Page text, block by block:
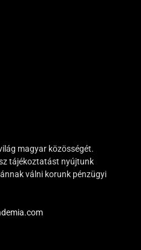
magyar közösségét.
tájékoztatást nyújtunk
válni korunk pénzügyi